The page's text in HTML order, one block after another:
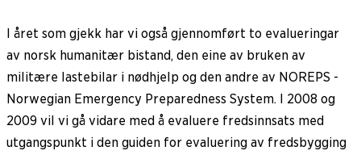
I året som gjekk har vi også gjennomført to evalueringar
av norsk humanitær bistand, den eine av bruken av
militære lastebilar i nødhjelp og den andre av NOREPS -
Norwegian Emergency Preparedness System. I 2008 og
2009 vil vi gå vidare med å evaluere fredsinnsats med
utgangspunkt i den guiden for evaluering av fredsbygging